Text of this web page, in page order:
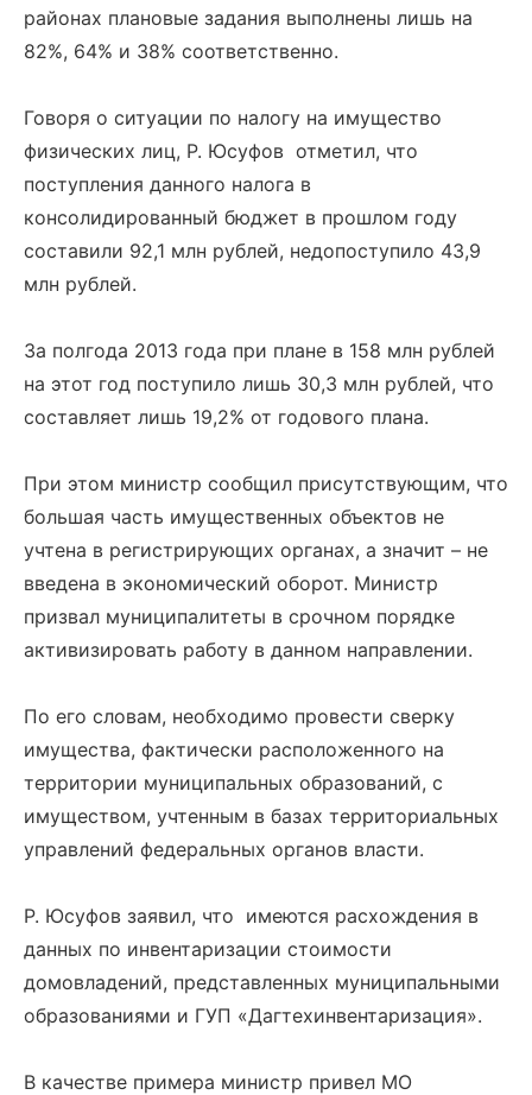
районах плановые задания выполнены лишь на
82%, 64% и 38% соответственно.
Говоря о ситуации по налогу на имущество
физических лиц, Р. Юсуфов отметил, что
поступления данного налога в
консолидированный бюджет в прошлом году
составили 92,1 млн рублей, недопоступило 43,9
млн рублей.
За полгода 2013 года при плане в 158 млн рублей
на этот год поступило лишь 30,3 млн рублей, что
составляет лишь 19,2% от годового плана.
При этом министр сообщил присутствующим, что
большая часть имущественных объектов не
учтена в регистрирующих органах, а значит – не
введена в экономический оборот. Министр
призвал муниципалитеты в срочном порядке
активизировать работу в данном направлении.
По его словам, необходимо провести сверку
имущества, фактически расположенного на
территории муниципальных образований, с
имуществом, учтенным в базах территориальных
управлений федеральных органов власти.
Р. Юсуфов заявил, что имеются расхождения в
данных по инвентаризации стоимости
домовладений, представленных муниципальными
образованиями и ГУП «Дагтехинвентаризация».
В качестве примера министр привел МО